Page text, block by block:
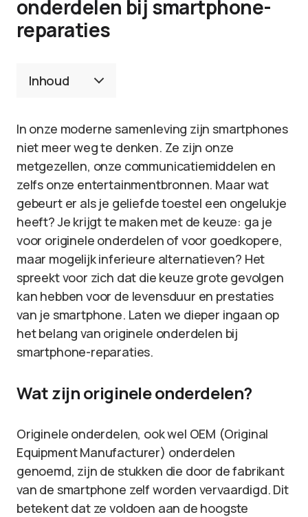
onderdelen bij smartphone-
reparaties
Inhoud
In onze moderne samenleving zijn smartphones
niet meer weg te denken. Ze zijn onze
metgezellen, onze communicatiemiddelen en
zelfs onze entertainmentbronnen. Maar wat
gebeurt er als je geliefde toestel een ongelukje
heeft? Je krijgt te maken met de keuze: ga je
voor originele onderdelen of voor goedkopere,
maar mogelijk inferieure alternatieven? Het
spreekt voor zich dat die keuze grote gevolgen
kan hebben voor de levensduur en prestaties
van je smartphone. Laten we dieper ingaan op
het belang van originele onderdelen bij
smartphone-reparaties.
Wat zijn originele onderdelen?
Originele onderdelen, ook wel OEM (Original
Equipment Manufacturer) onderdelen
genoemd, zijn de stukken die door de fabrikant
van de smartphone zelf worden vervaardigd. Dit
betekent dat ze voldoen aan de hoogste